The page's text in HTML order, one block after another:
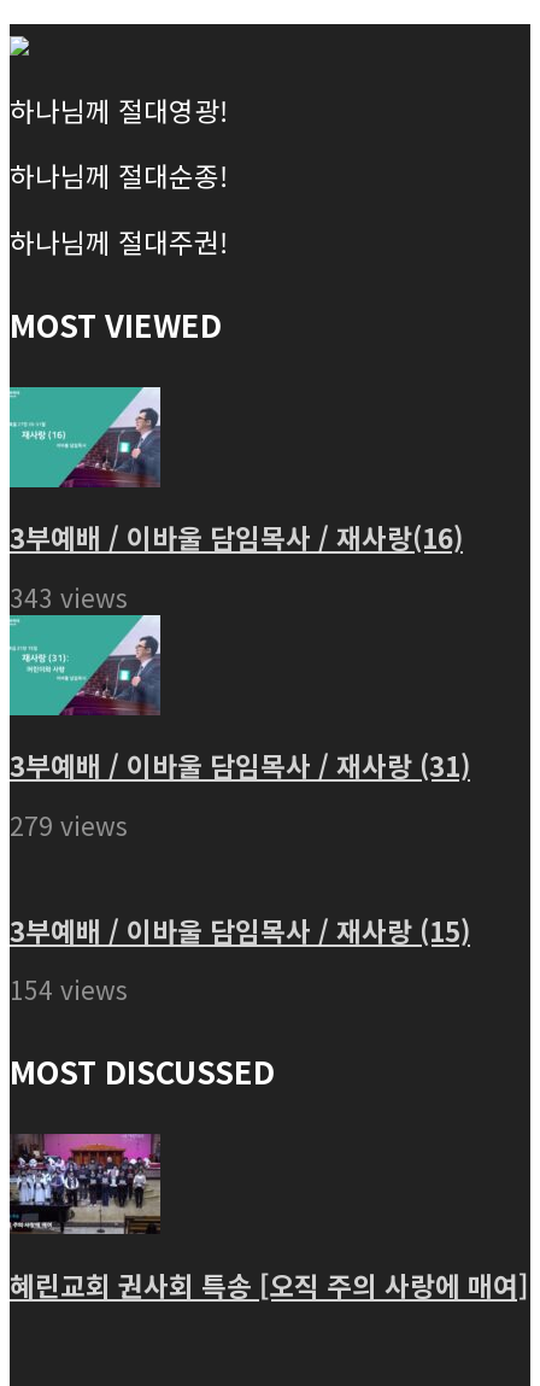
하나님께 절대영광!
하나님께 절대순종!
하나님께 절대주권!
MOST VIEWED
3부예배 / 이바울 담임목사 / 재사랑(16)
343 views
3부예배 / 이바울 담임목사 / 재사랑 (31)
279 views
3부예배 / 이바울 담임목사 / 재사랑 (15)
154 views
MOST DISCUSSED
혜린교회 권사회 특송 [오직 주의 사랑에 매여]